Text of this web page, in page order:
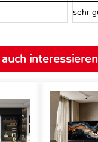
sehr